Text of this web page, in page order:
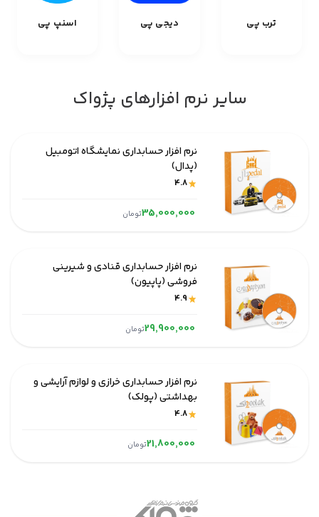
ترب پی دیجی پی اسنپ پی
سایر نرم افزار‌های پژواک
نرم افزار حسابداری نمایشگاه اتومبیل
(پدال)
4.8
تومان
نرم افزار حسابداری قنادی و شیرینی
فروشی (پاپیون)
4.9
تومان
نرم افزار حسابداری خرازی و لوازم آرایشی و
بهداشتی (پولک)
4.8
تومان